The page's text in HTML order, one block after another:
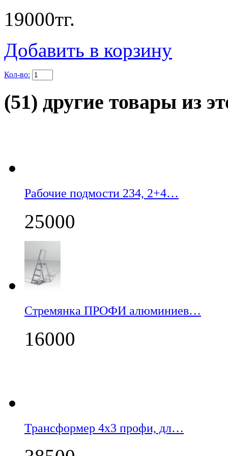
19000тг.
Добавить в корзину
Кол-во:
(51) другие товары из
Рабочие подмости 234, 2+4…
25000
Стремянка ПРОФИ алюминиев…
16000
Трансформер 4х3 профи, дл…